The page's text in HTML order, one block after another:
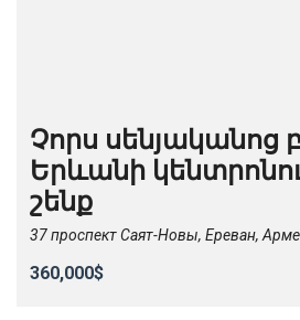
Չորս սենյականոց
Երևանի
շենք
37 проспект Саят-Новы, Ереван,
360,000$